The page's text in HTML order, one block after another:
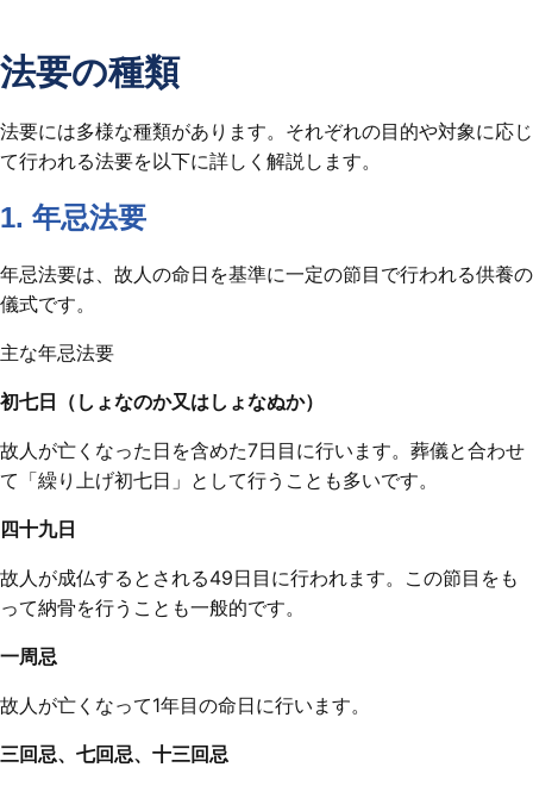
法要の種類
法要には多様な種類があります。それぞれの目的や対象に応じ
て行われる法要を以下に詳しく解説します。
1. 年忌法要
年忌法要は、故人の命日を基準に一定の節目で行われる供養の
儀式です。
主な年忌法要
初七日（しょなのか又はしょなぬか）
故人が亡くなった日を含めた7日目に行います。葬儀と合わせ
て「繰り上げ初七日」として行うことも多いです。
四十九日
故人が成仏するとされる49日目に行われます。この節目をも
って納骨を行うことも一般的です。
一周忌
故人が亡くなって1年目の命日に行います。
三回忌、七回忌、十三回忌